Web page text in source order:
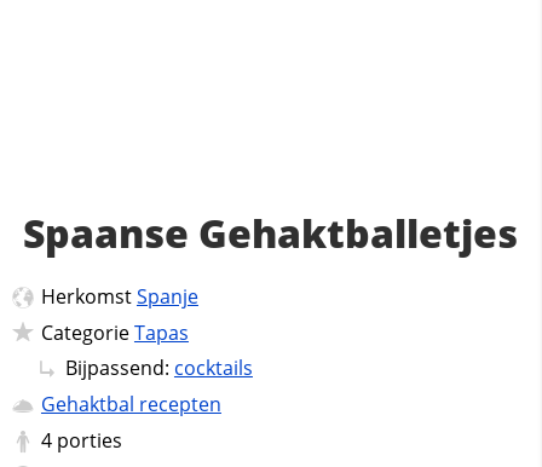
Spaanse Gehaktballetjes
HerkomstSpanje
CategorieTapas
Bijpassend: cocktails
Gehaktbal recepten
4 porties